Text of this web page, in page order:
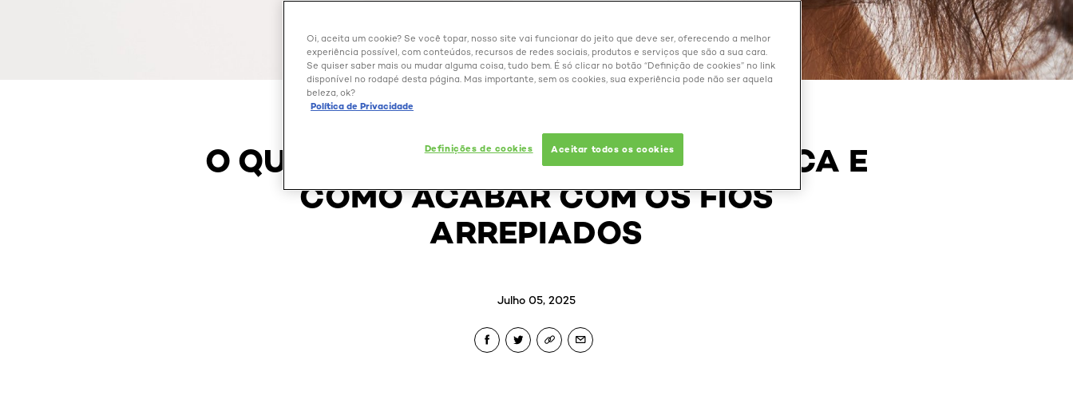
O QUE É FRIZZ? SAIBA O QUE PROVOCA E
COMO ACABAR COM OS FIOS
ARREPIADOS
Julho 05, 2025
Oi, aceita um cookie? Se você topar, nosso site vai funcionar do jeito que deve ser, oferecendo a melhor
experiência possível, com conteúdos, recursos de redes sociais, produtos e serviços que são a sua cara.
Se quiser saber mais ou mudar alguma coisa, tudo bem. É só clicar no botão “Definição de cookies” no link
disponível no rodapé desta página. Mas importante, sem os cookies, sua experiência pode não ser aquela
beleza, ok?
Política de Privacidade
Definições de cookies Aceitar todos os cookies